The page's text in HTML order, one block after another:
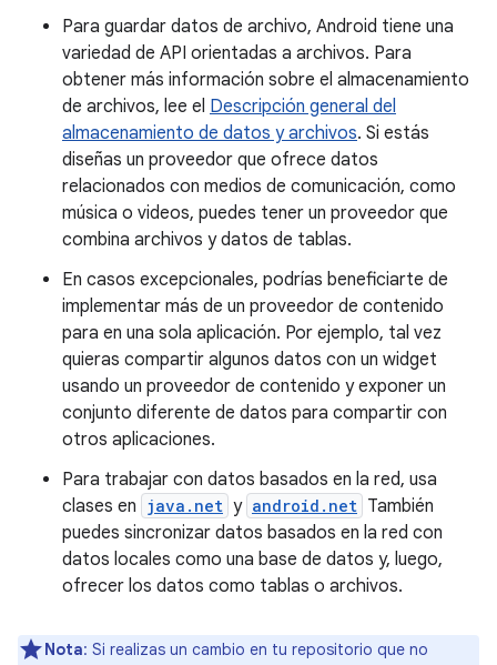
Para guardar datos de archivo, Android tiene una
variedad de API orientadas a archivos. Para
obtener más información sobre el almacenamiento
de archivos, lee el Descripción general del
almacenamiento de datos y archivos. Si estás
diseñas un proveedor que ofrece datos
relacionados con medios de comunicación, como
música o videos, puedes tener un proveedor que
combina archivos y datos de tablas.
En casos excepcionales, podrías beneficiarte de
implementar más de un proveedor de contenido
para en una sola aplicación. Por ejemplo, tal vez
quieras compartir algunos datos con un widget
usando un proveedor de contenido y exponer un
conjunto diferente de datos para compartir con
otros aplicaciones.
Para trabajar con datos basados en la red, usa
clases en java.net y android.net También
puedes sincronizar datos basados en la red con
datos locales como una base de datos y, luego,
ofrecer los datos como tablas o archivos.
Nota: Si realizas un cambio en tu repositorio que no